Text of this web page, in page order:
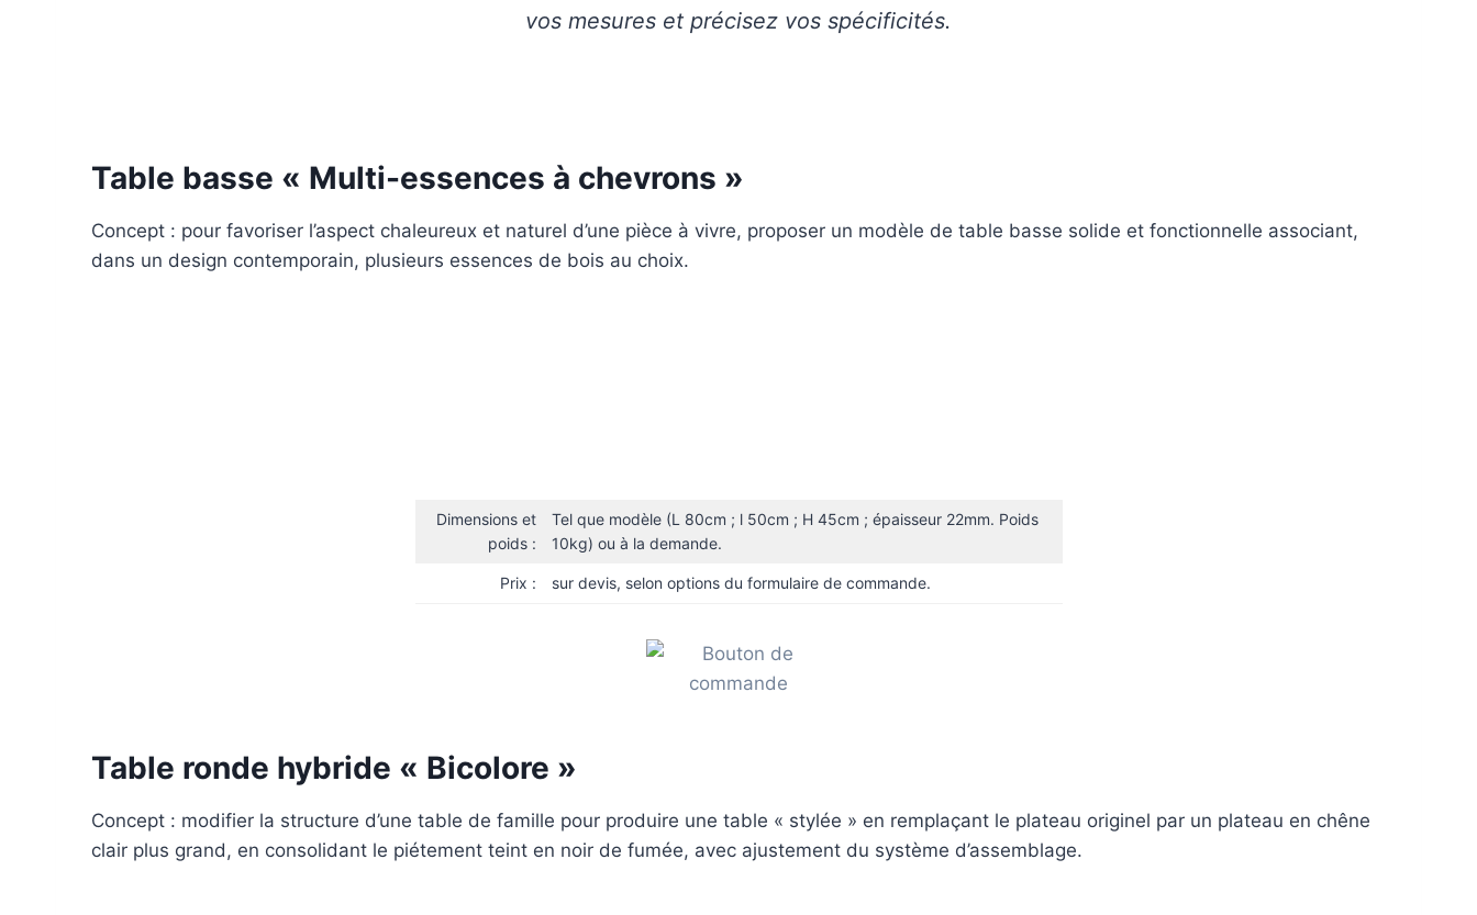
vos mesures et précisez vos spécificités.
Table basse « Multi-essences à chevrons »
Concept : pour favoriser l’aspect chaleureux et naturel d’une pièce à vivre, proposer un modèle de table basse solide et fonctionnelle associant,
dans un design contemporain, plusieurs essences de bois au choix.
Dimensions et
poids :
Tel que modèle (L 80cm ; l 50cm ; H 45cm ; épaisseur 22mm. Poids
10kg) ou à la demande.
Prix : sur devis, selon options du formulaire de commande.
Table ronde hybride « Bicolore »
Concept : modifier la structure d’une table de famille pour produire une table « stylée » en remplaçant le plateau originel par un plateau en chêne
clair plus grand, en consolidant le piétement teint en noir de fumée, avec ajustement du système d’assemblage.